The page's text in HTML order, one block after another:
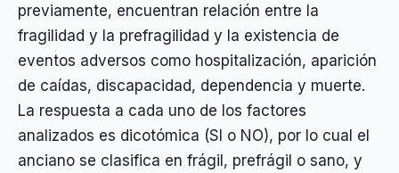
previamente, encuentran relación entre la
fragilidad y la prefragilidad y la existencia de
eventos adversos como hospitalización, aparición
de caídas, discapacidad, dependencia y muerte.
La respuesta a cada uno de los factores
analizados es dicotómica (SI o NO), por lo cual el
anciano se clasifica en frágil, prefrágil o sano, y